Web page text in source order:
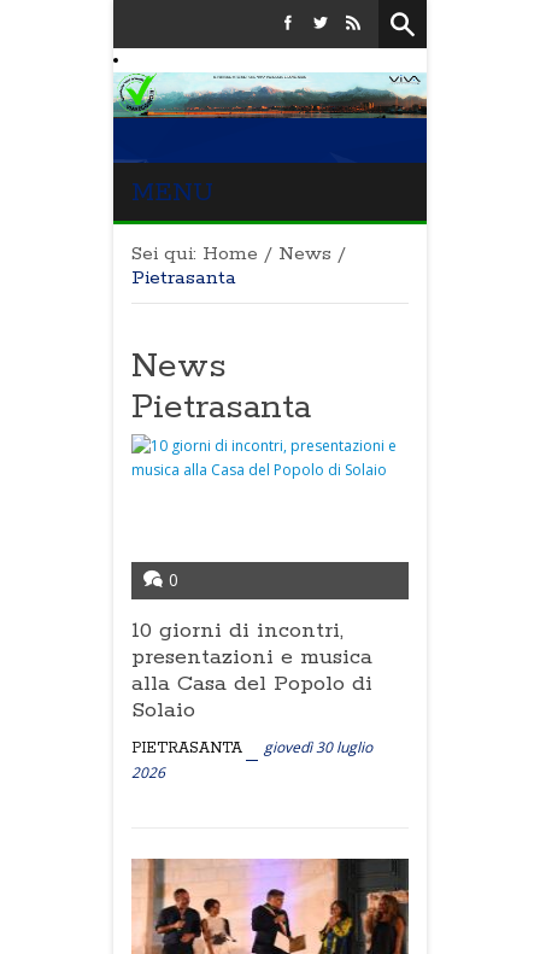
MENU
Sei qui: Home / News /
Pietrasanta
News
Pietrasanta
0
10 giorni di incontri,
presentazioni e musica
alla Casa del Popolo di
Solaio
PIETRASANTA
giovedì 30 luglio
2026